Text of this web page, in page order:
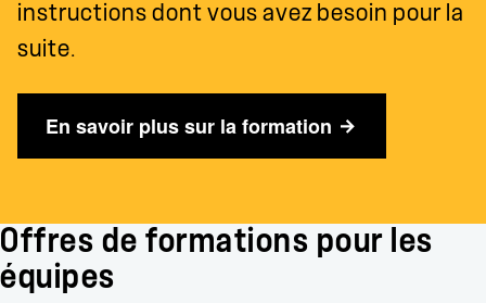
instructions dont vous avez besoin pour la
suite.
En savoir plus sur la formation
Offres de formations pour les
équipes